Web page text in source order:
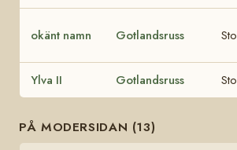
okänt namn Gotlandsruss Sto
Ylva II Gotlandsruss Sto
PÅ MODERSIDAN (13)